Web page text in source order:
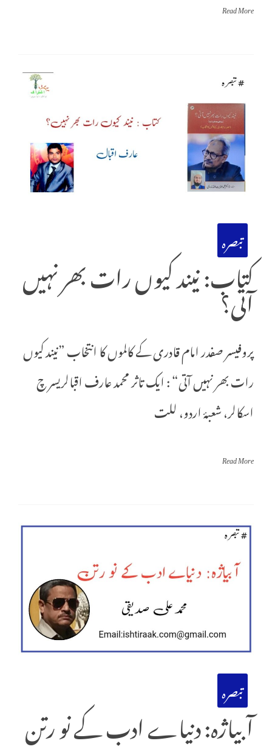
Read More
تبصرہ
کتاب: نیند کیوں رات بھر نہیں
آتی؟
پروفیسر صفدر امام قادری کے کالموں کا انتخاب ”نیند کیوں
رات بھر نہیں آتی“ : ایک تاثر محمد عارف اقبالریسر چ
اسکالر، شعبۂ اردو، للت
Read More
تبصرہ
آبیاژہ: دنیاے ادب کے نو رتن